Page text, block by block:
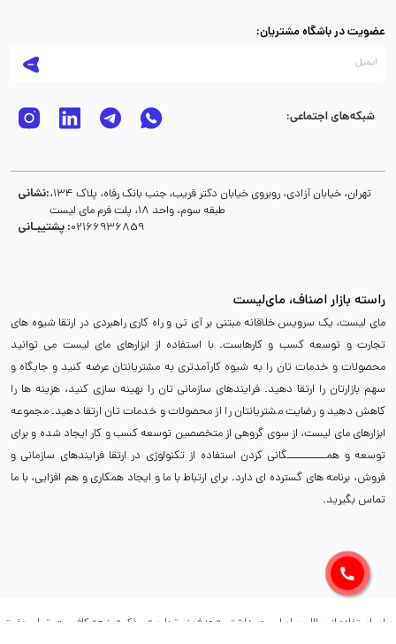
عضویت در باشگاه مشتریان:
شبکه‌های اجتماعی:
نشانی:تهران، خیابان آزادی، روبروی خیابان دکتر قریب، جنب بانک رفاه، پلاک 134،
طبقه سوم، واحد 18، پلت فرم مای لیست
پشتیبـانی :02166936859
راسته بازار اصناف، مای‌لیست
مای لیست، یک سرویس خلاقانه مبتنی بر آی تی و راه کاری راهبردی در ارتقا شیوه های
تجارت و توسعه کسب و کارهاست. با استفاده از ابزارهای مای لیست می توانید
محصولات و خدمات تان را به شیوه کارآمدتری به مشتریانتان عرضه کنید و جایگاه و
سهم بازارتان را ارتقا دهید. فرایندهای سازمانی تان را بهینه سازی کنید، هزینه ها را
کاهش دهید و رضایت مشتریانتان را از محصولات و خدمات تان ارتقا دهید. مجموعه
ابزارهای مای لیست، از سوی گروهی از متخصصین توسعه کسب و کار ایجاد شده و برای
توسعه و همـــــــــــگانی کردن استفاده از تکنولوژی در ارتقا فرایندهای سازمانی و
فروش، برنامه های گسترده ای دارد. برای ارتباط با ما و ایجاد همکاری و هم افزایی، با ما
تماس بگیرید.
برای استفاده از مطالب مای‌لیست، داشتن «هدف غیرتجاری» و ذکر «منبع» کافیست. تمام حقوق